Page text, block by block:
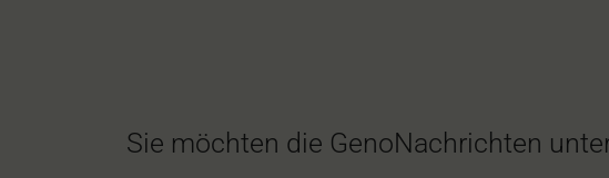
Sie möchten die GenoNachrichten